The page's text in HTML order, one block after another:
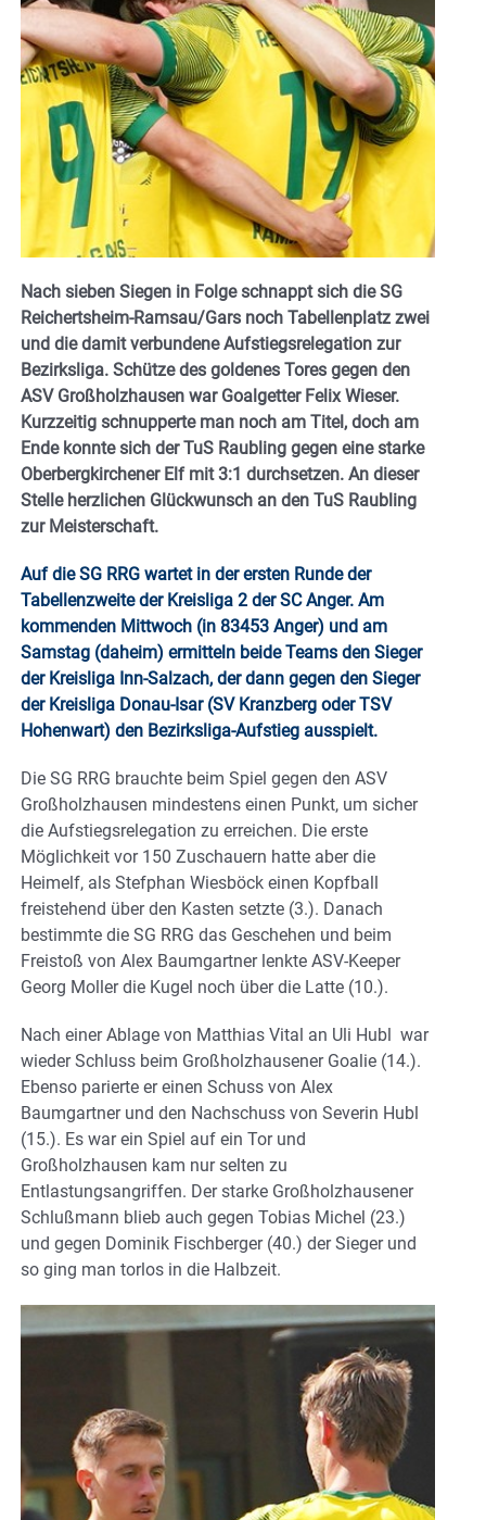
Nach sieben Siegen in Folge schnappt sich die SG
Reichertsheim-Ramsau/Gars noch Tabellenplatz zwei
und die damit verbundene Aufstiegsrelegation zur
Bezirksliga. Schütze des goldenes Tores gegen den
ASV Großholzhausen war Goalgetter Felix Wieser.
Kurzzeitig schnupperte man noch am Titel, doch am
Ende konnte sich der TuS Raubling gegen eine starke
Oberbergkirchener Elf mit 3:1 durchsetzen. An dieser
Stelle herzlichen Glückwunsch an den TuS Raubling
zur Meisterschaft.
Auf die SG RRG wartet in der ersten Runde der
Tabellenzweite der Kreisliga 2 der SC Anger. Am
kommenden Mittwoch (in 83453 Anger) und am
Samstag (daheim) ermitteln beide Teams den Sieger
der Kreisliga Inn-Salzach, der dann gegen den Sieger
der Kreisliga Donau-Isar (SV Kranzberg oder TSV
Hohenwart) den Bezirksliga-Aufstieg ausspielt.
Die SG RRG brauchte beim Spiel gegen den ASV
Großholzhausen mindestens einen Punkt, um sicher
die Aufstiegsrelegation zu erreichen. Die erste
Möglichkeit vor 150 Zuschauern hatte aber die
Heimelf, als Stefphan Wiesböck einen Kopfball
freistehend über den Kasten setzte (3.). Danach
bestimmte die SG RRG das Geschehen und beim
Freistoß von Alex Baumgartner lenkte ASV-Keeper
Georg Moller die Kugel noch über die Latte (10.).
Nach einer Ablage von Matthias Vital an Uli Hubl war
wieder Schluss beim Großholzhausener Goalie (14.).
Ebenso parierte er einen Schuss von Alex
Baumgartner und den Nachschuss von Severin Hubl
(15.). Es war ein Spiel auf ein Tor und
Großholzhausen kam nur selten zu
Entlastungsangriffen. Der starke Großholzhausener
Schlußmann blieb auch gegen Tobias Michel (23.)
und gegen Dominik Fischberger (40.) der Sieger und
so ging man torlos in die Halbzeit.